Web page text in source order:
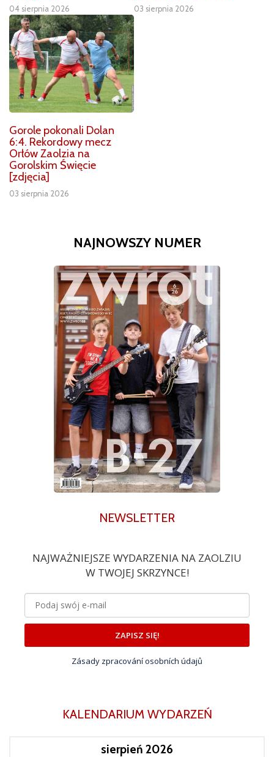
04 sierpnia 2026 03 sierpnia 2026
Gorole pokonali Dolan
6:4. Rekordowy mecz
Orłów Zaolzia na
Gorolskim Święcie
[zdjęcia]
03 sierpnia 2026
NAJNOWSZY NUMER
NEWSLETTER
NAJWAŻNIEJSZE WYDARZENIA NA ZAOLZIU
W TWOJEJ SKRZYNCE!
ZAPISZ SIĘ!
Zásady zpracování osobních údajů
KALENDARIUM WYDARZEŃ
sierpień 2026